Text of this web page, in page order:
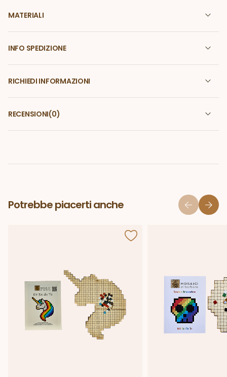
MATERIALI
INFO SPEDIZIONE
RICHIEDI INFORMAZIONI
RECENSIONI(0)
Potrebbe piacerti anche